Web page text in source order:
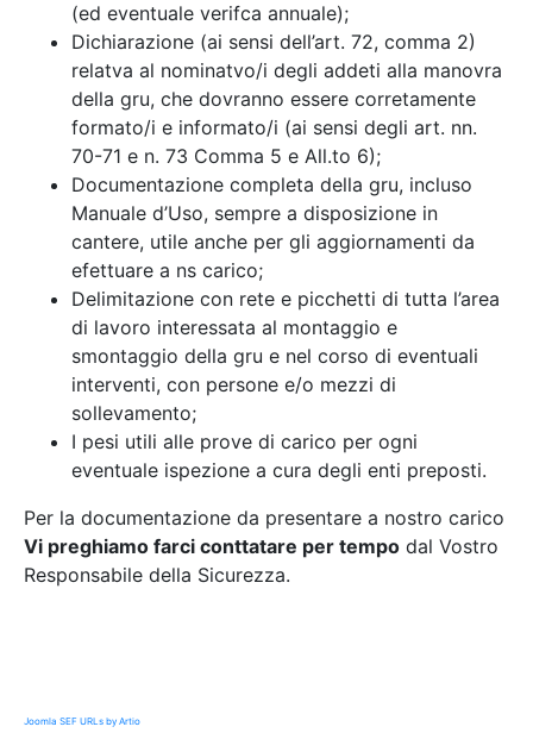
(ed eventuale verifca annuale);
Dichiarazione (ai sensi dell’art. 72, comma 2)
relatva al nominatvo/i degli addeti alla manovra
della gru, che dovranno essere corretamente
formato/i e informato/i (ai sensi degli art. nn.
70-71 e n. 73 Comma 5 e All.to 6);
Documentazione completa della gru, incluso
Manuale d’Uso, sempre a disposizione in
cantere, utile anche per gli aggiornamenti da
efettuare a ns carico;
Delimitazione con rete e picchetti di tutta l’area
di lavoro interessata al montaggio e
smontaggio della gru e nel corso di eventuali
interventi, con persone e/o mezzi di
sollevamento;
I pesi utili alle prove di carico per ogni
eventuale ispezione a cura degli enti preposti.
Per la documentazione da presentare a nostro carico
Vi preghiamo farci conttatare per tempo dal Vostro
Responsabile della Sicurezza.
Joomla SEF URLs by Artio